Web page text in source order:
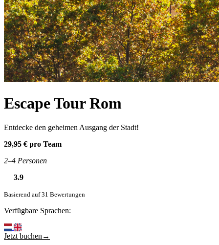
Escape Tour Rom
Entdecke den geheimen Ausgang der Stadt!
29,95 € pro Team
2–4 Personen
3.9
Basierend auf 31 Bewertungen
Verfügbare Sprachen:
Jetzt buchen→